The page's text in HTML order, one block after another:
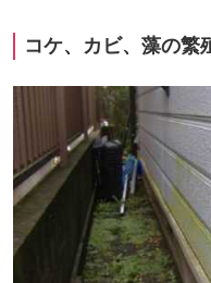
コケ、カビ、藻の繁